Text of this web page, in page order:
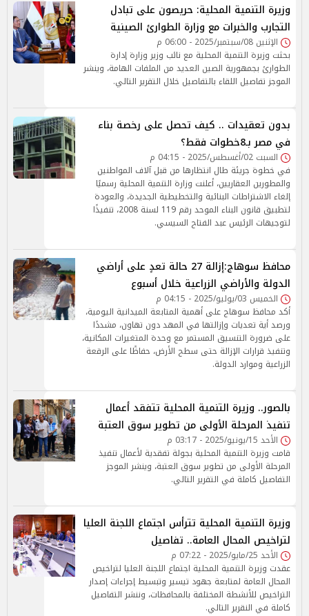
وزيرة التنمية المحلية: حريصون على تبادل
التجارب والخبرات مع وزارة الطوارئ الصينية
الإثنين 08/سبتمبر/2025 - 06:00 م
بحثت وزيرة التنمية المحلية مع نائب وزير وزارة إدارة
الطوارئ بجمهورية الصين العديد من الملفات الهامة، وينشر
الموجز تفاصيل اللقاء بالتفاصيل خلال التقرير التالي.
بدون تعقيدات .. كيف تحصل على رخصة بناء
في مصر بـ8خطوات فقط؟
السبت 02/أغسطس/2025 - 04:15 م
في خطوة جريئة طال انتظارها من قبل آلاف المواطنين
والمطورين العقاريين، أعلنت وزارة التنمية المحلية رسميًا
إلغاء الاشتراطات البنائية والتخطيطية الجديدة، والعودة
لتطبيق قانون البناء الموحد رقم 119 لسنة 2008، تنفيذًا
لتوجيهات الرئيس عبد الفتاح السيسي.
محافظ سوهاج:إزالة 27 حالة تعدٍ على أراضي
الدولة والأراضي الزراعية خلال أسبوع
الخميس 03/يوليو/2025 - 04:15 م
أكد محافظ سوهاج على أهمية المتابعة الميدانية اليومية،
ورصد أية تعديات وإزالتها في المهد دون تهاون، مشددًا
على ضرورة التنسيق المستمر مع وحدة المتغيرات المكانية،
وتنفيذ قرارات الإزالة حتى سطح الأرض، حفاظًا على الرقعة
الزراعية وموارد الدولة.
بالصور.. وزيرة التنمية المحلية تتفقد أعمال
تنفيذ المرحلة الأولى من تطوير سوق العتبة
الأحد 15/يونيو/2025 - 03:17 م
قامت وزيرة التنمية المحلية بجولة تفقدية لأعمال تنفيذ
المرحلة الأولى من تطوير سوق العتبة، وينشر الموجز
التفاصيل كاملة في التقرير التالي.
وزيرة التنمية المحلية تترأس اجتماع اللجنة العليا
لتراخيص المحال العامة.. تفاصيل
الأحد 25/مايو/2025 - 07:22 م
عقدت وزيرة التنمية المحلية اجتماع اللجنة العليا لتراخيص
المحال العامة لمتابعة جهود تيسير وتبسيط إجراءات إصدار
التراخيص للأنشطة المختلفة بالمحافظات، وننشر التفاصيل
كاملة في النقرير التالي.